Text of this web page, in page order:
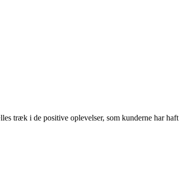
træk i de positive oplevelser, som kunderne har haft